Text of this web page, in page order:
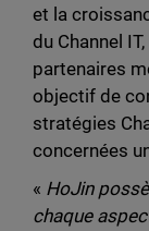
et la
du Channel
partenaires
objectif de
stratégies
concernées
« HoJin
chaque